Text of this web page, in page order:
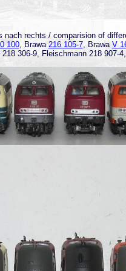
rechts / comparision of
100, Brawa 216 105-7, Brawa V
306-9, Fleischmann 218 907-